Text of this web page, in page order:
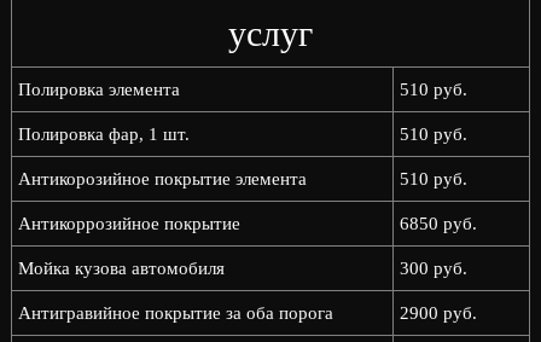
услуг
Полировка элемента 510 руб.
Полировка фар, 1 шт. 510 руб.
Антикорозийное покрытие элемента 510 руб.
Антикоррозийное покрытие 6850 руб.
Мойка кузова автомобиля 300 руб.
Антигравийное покрытие за оба порога 2900 руб.